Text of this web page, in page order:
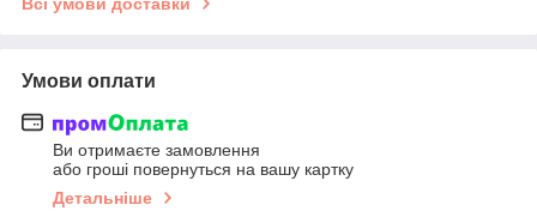
Умови оплати
Ви отримаєте замовлення
або гроші повернуться на вашу картку
Детальніше